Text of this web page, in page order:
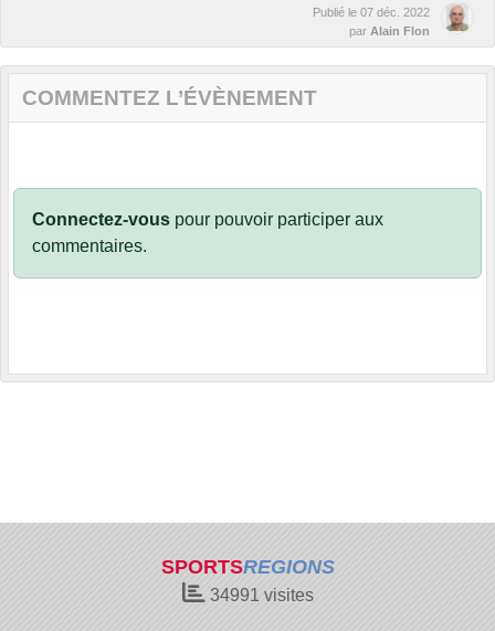
Publié le 07 déc. 2022
par Alain Flon
COMMENTEZ L’ÉVÈNEMENT
Connectez-vous pour pouvoir participer aux
commentaires.
SPORTSREGIONS
34991 visites